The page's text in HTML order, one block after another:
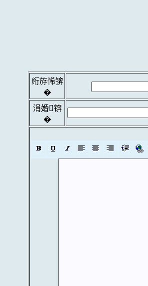
绗斿悕锛
�
涓婚锛
�